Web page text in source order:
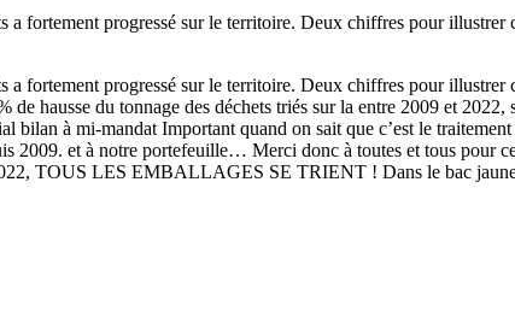
fortement progressé sur le territoire. Deux chiffres pour
fortement progressé sur le territoire. Deux chiffres pour
hausse du tonnage des déchets triés sur la entre 2009 et
à mi-mandat Important quand on sait que c’est le
2009. et à notre portefeuille… Merci donc à toutes et tous pour
TOUS LES EMBALLAGES SE TRIENT ! Dans le bac